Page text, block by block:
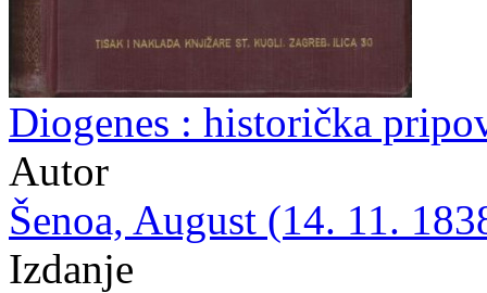
Diogenes : historička
Autor
Šenoa, August (14. 11.
Izdanje